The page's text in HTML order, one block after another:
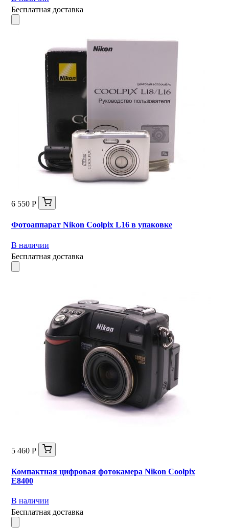
Бесплатная доставка
6 550 Р
Фотоаппарат Nikon Coolpix L16 в упаковке
В наличии
Бесплатная доставка
5 460 Р
Компактная цифровая фотокамера Nikon Coolpix
E8400
В наличии
Бесплатная доставка